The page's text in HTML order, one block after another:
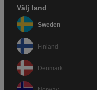
Välj land
Sweden
Finland
Denmark